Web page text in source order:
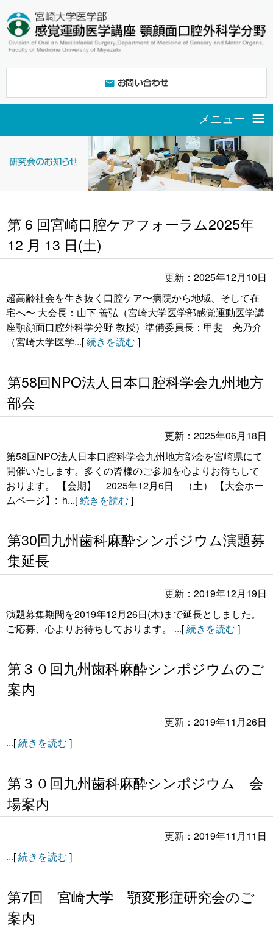
メニュー
ご挨拶
研究紹介
医療者へ
第 6 回宮崎口腔ケアフォーラム2025年
12 月 13 日(土)
更新：2025年12月10日
超高齢社会を生き抜く口腔ケア〜病院から地域、そして在
宅へ〜 大会長：山下 善弘（宮崎大学医学部感覚運動医学講
座顎顔面口腔外科学分野 教授）準備委員長：甲斐 亮乃介
（宮崎大学医学...[続きを読む ]
第58回NPO法人日本口腔科学会九州地方
部会
更新：2025年06月18日
第58回NPO法人日本口腔科学会九州地方部会を宮崎県にて
開催いたします。多くの皆様のご参加を心よりお待ちして
おります。 【会期】 2025年12月6日 （土） 【大会ホー
ムページ】: h...[続きを読む ]
第30回九州歯科麻酔シンポジウム演題募
集延長
更新：2019年12月19日
演題募集期間を2019年12月26日(木)まで延長としました。
ご応募、心よりお待ちしております。 ...[続きを読む ]
第３０回九州歯科麻酔シンポジウムのご
案内
更新：2019年11月26日
...[続きを読む ]
第３０回九州歯科麻酔シンポジウム 会
場案内
更新：2019年11月11日
...[続きを読む ]
第7回 宮崎大学 顎変形症研究会のご
案内